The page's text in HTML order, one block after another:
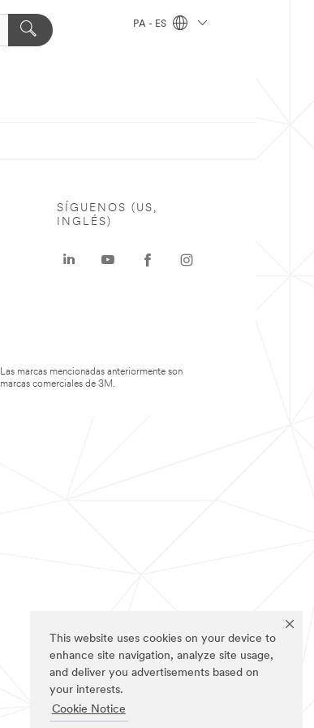
This website uses cookies on your device to
enhance site navigation, analyze site usage,
and deliver you advertisements based on
your interests.
Cookie Notice
PA - ES
SÍGUENOS (US,
INGLÉS)
Las marcas mencionadas anteriormente son
marcas comerciales de 3M.